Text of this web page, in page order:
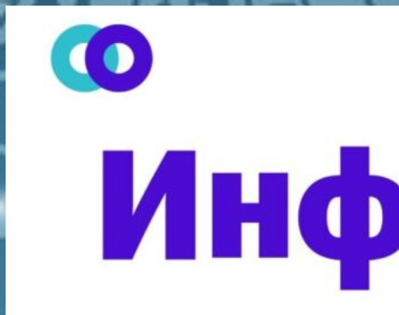
Перейти
к
содержимому